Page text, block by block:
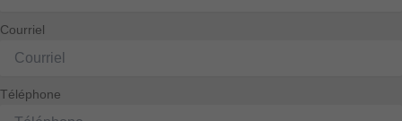
Courriel
Téléphone